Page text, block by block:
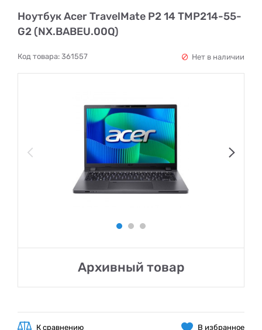
Ноутбук Acer TravelMate P2 14 TMP214-55-
G2 (NX.BABEU.00Q)
Код товара: 361557 Нет в наличии
Архивный товар
В избранное
К сравнению